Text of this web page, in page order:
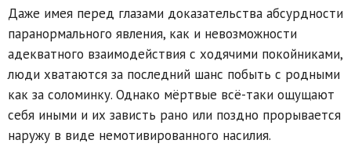
Даже имея перед глазами доказательства абсурдности
паранормального явления, как и невозможности
адекватного взаимодействия с ходячими покойниками,
люди хватаются за последний шанс побыть с родными
как за соломинку. Однако мёртвые всё-таки ощущают
себя иными и их зависть рано или поздно прорывается
наружу в виде немотивированного насилия.